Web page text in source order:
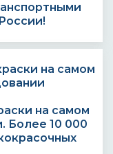
на самом
Более 10 000